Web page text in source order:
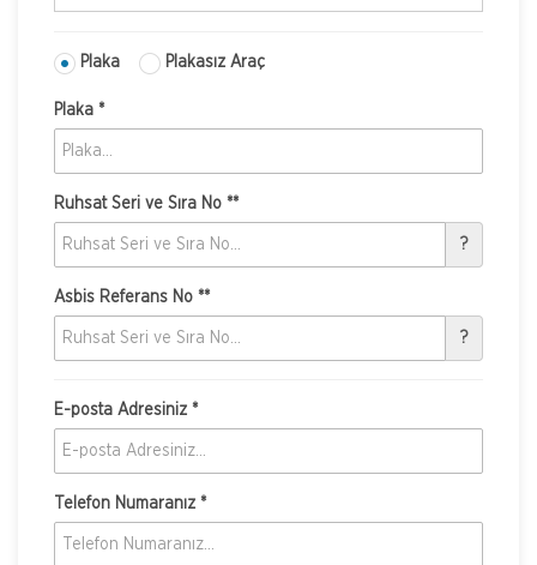
Plaka Plakasız Araç
Plaka *
Ruhsat Seri ve Sıra No **
?
Asbis Referans No **
?
E-posta Adresiniz *
Telefon Numaranız *